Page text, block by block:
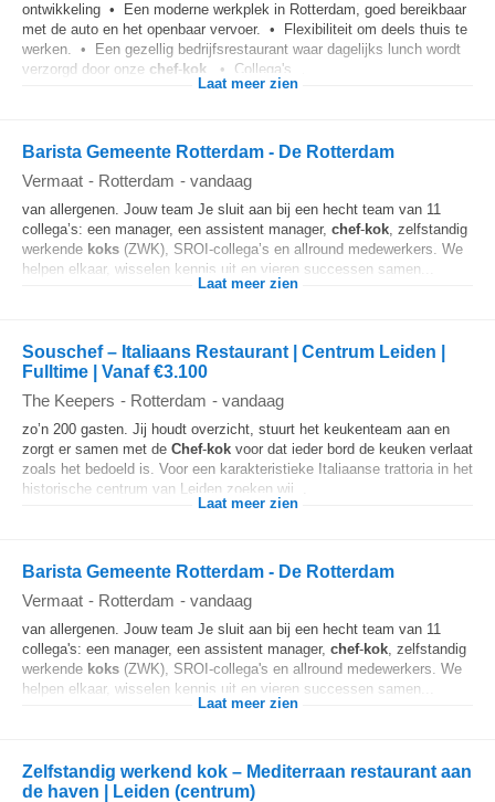
ontwikkeling • Een moderne werkplek in Rotterdam, goed bereikbaar
met de auto en het openbaar vervoer. • Flexibiliteit om deels thuis te
werken. • Een gezellig bedrijfsrestaurant waar dagelijks lunch wordt
verzorgd door onze chef-kok . • Collega's...
Laat meer zien
Barista Gemeente Rotterdam - De Rotterdam
Vermaat - Rotterdam - vandaag
van allergenen. Jouw team Je sluit aan bij een hecht team van 11
collega’s: een manager, een assistent manager, chef-kok, zelfstandig
werkende koks (ZWK), SROI-collega’s en allround medewerkers. We
helpen elkaar, wisselen kennis uit en vieren successen samen...
Laat meer zien
Souschef – Italiaans Restaurant | Centrum Leiden |
Fulltime | Vanaf €3.100
The Keepers - Rotterdam - vandaag
zo’n 200 gasten. Jij houdt overzicht, stuurt het keukenteam aan en
zorgt er samen met de Chef-kok voor dat ieder bord de keuken verlaat
zoals het bedoeld is. Voor een karakteristieke Italiaanse trattoria in het
historische centrum van Leiden zoeken wij...
Laat meer zien
Barista Gemeente Rotterdam - De Rotterdam
Vermaat - Rotterdam - vandaag
van allergenen. Jouw team Je sluit aan bij een hecht team van 11
collega's: een manager, een assistent manager, chef-kok, zelfstandig
werkende koks (ZWK), SROI-collega's en allround medewerkers. We
helpen elkaar, wisselen kennis uit en vieren successen samen...
Laat meer zien
Zelfstandig werkend kok – Mediterraan restaurant aan
de haven | Leiden (centrum)